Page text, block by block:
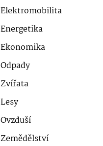
Elektromobilita
Energetika
Ekonomika
Odpady
Zvířata
Lesy
Ovzduší
Zemědělství